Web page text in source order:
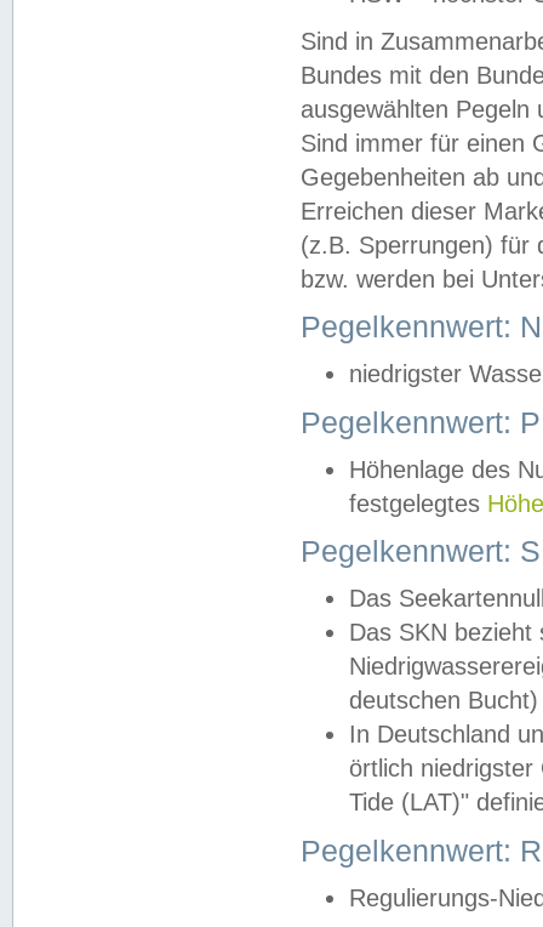
Sind in
Bundes mit den
ausgewählten
Sind immer für einen
Gegebenheiten ab
Erreichen dieser
(z.B. Sperrungen) für
bzw. werden bei
Pegelkennwert:
niedrigster
Pegelkennwert:
Höhenlage des
festgelegtes
Pegelkennwert:
Das
Das SKN
deutschen
In Deutschland
örtlich
Tide (LAT)"
Pegelkennwert:
Regulierungs-